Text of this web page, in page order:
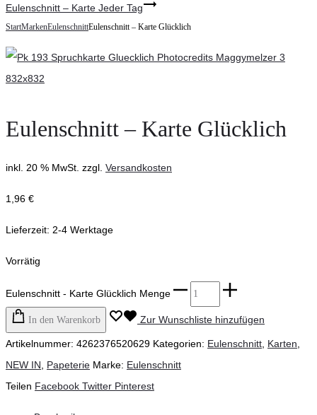
Eulenschnitt – Karte Jeder Tag
StartMarkenEulenschnittEulenschnitt – Karte Glücklich
Eulenschnitt – Karte Glücklich
inkl. 20 % MwSt. zzgl. Versandkosten
1,96 €
Lieferzeit: 2-4 Werktage
Vorrätig
Eulenschnitt - Karte Glücklich Menge
In den Warenkorb Zur Wunschliste hinzufügen
Artikelnummer: 4262376520629 Kategorien: Eulenschnitt, Karten,
NEW IN, Papeterie Marke: Eulenschnitt
Teilen Facebook Twitter Pinterest